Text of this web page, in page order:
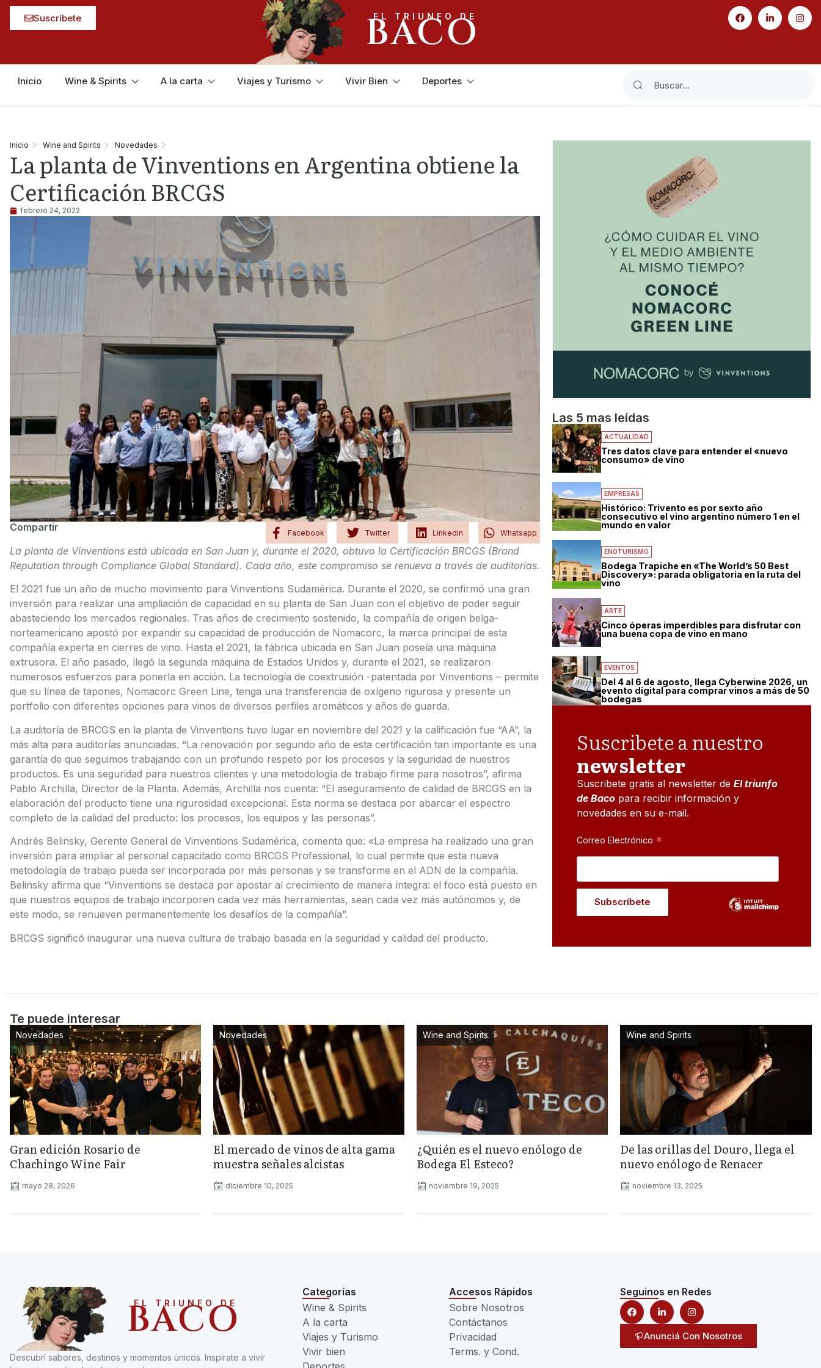
Suscríbete EL TRIUNFO DE
BACO
Inicio Wine & Spirits A la carta Viajes y Turismo Vivir Bien Deportes
Inicio Wine and Spirits Novedades
La planta de Vinventions en Argentina obtiene la
Certificación BRCGS
febrero 24, 2022
Compartir Facebook Twitter Linkedin Whatsapp
La planta de Vinventions está ubicada en San Juan y, durante el 2020, obtuvo la Certificación BRCGS (Brand
Reputation through Compliance Global Standard). Cada año, este compromiso se renueva a través de auditorías.
El 2021 fue un año de mucho movimiento para Vinventions Sudamérica. Durante el 2020, se confirmó una gran
inversión para realizar una ampliación de capacidad en su planta de San Juan con el objetivo de poder seguir
abasteciendo los mercados regionales. Tras años de crecimiento sostenido, la compañía de origen belga-
norteamericano apostó por expandir su capacidad de producción de Nomacorc, la marca principal de esta
compañía experta en cierres de vino. Hasta el 2021, la fábrica ubicada en San Juan poseía una máquina
extrusora. El año pasado, llegó la segunda máquina de Estados Unidos y, durante el 2021, se realizaron
numerosos esfuerzos para ponerla en acción. La tecnología de coextrusión -patentada por Vinventions – permite
que su línea de tapones, Nomacorc Green Line, tenga una transferencia de oxígeno rigurosa y presente un
portfolio con diferentes opciones para vinos de diversos perfiles aromáticos y años de guarda.
La auditoría de BRCGS en la planta de Vinventions tuvo lugar en noviembre del 2021 y la calificación fue “AA”, la
más alta para auditorías anunciadas. “La renovación por segundo año de esta certificación tan importante es una
garantía de que seguimos trabajando con un profundo respeto por los procesos y la seguridad de nuestros
productos. Es una seguridad para nuestros clientes y una metodología de trabajo firme para nosotros”, afirma
Pablo Archilla, Director de la Planta. Además, Archilla nos cuenta: “El aseguramiento de calidad de BRCGS en la
elaboración del producto tiene una rigurosidad excepcional. Esta norma se destaca por abarcar el espectro
completo de la calidad del producto: los procesos, los equipos y las personas”.
Andrés Belinsky, Gerente General de Vinventions Sudamérica, comenta que: «La empresa ha realizado una gran
inversión para ampliar al personal capacitado como BRCGS Professional, lo cual permite que esta nueva
metodología de trabajo pueda ser incorporada por más personas y se transforme en el ADN de la compañía.
Belinsky afirma que “Vinventions se destaca por apostar al crecimiento de manera íntegra: el foco está puesto en
que nuestros equipos de trabajo incorporen cada vez más herramientas, sean cada vez más autónomos y, de
este modo, se renueven permanentemente los desafíos de la compañía”.
BRCGS significó inaugurar una nueva cultura de trabajo basada en la seguridad y calidad del producto.
Las 5 mas leídas
ACTUALIDAD
Tres datos clave para entender el «nuevo
consumo» de vino
EMPRESAS
Histórico: Trivento es por sexto año
consecutivo el vino argentino número 1 en el
mundo en valor
ENOTURISMO
Bodega Trapiche en «The World’s 50 Best
Discovery»: parada obligatoria en la ruta del
vino
ARTE
Cinco óperas imperdibles para disfrutar con
una buena copa de vino en mano
EVENTOS
Del 4 al 6 de agosto, llega Cyberwine 2026, un
evento digital para comprar vinos a más de 50
bodegas
Suscribete a nuestro
newsletter
Suscribete gratis al newsletter deEl triunfo
de Baco para recibir información y
novedades en su e-mail.
Correo Electrónico *
Te puede interesar
Novedades
Gran edición Rosario de
Chachingo Wine Fair
mayo 28, 2026
Novedades
El mercado de vinos de alta gama
muestra señales alcistas
diciembre 10, 2025
Wine and Spirits
¿Quién es el nuevo enólogo de
Bodega El Esteco?
noviembre 19, 2025
Wine and Spirits
De las orillas del Douro, llega el
nuevo enólogo de Renacer
noviembre 13, 2025
EL TRIUNFO DE
BACO
Descubrí sabores, destinos y momentos únicos. Inspirate a vivir
Categorías
Wine & Spirits
A la carta
Viajes y Turismo
Vivir bien
Accesos Rápidos
Sobre Nosotros
Contáctanos
Privacidad
Terms. y Cond.
Seguinos en Redes
Anunciá Con Nosotros